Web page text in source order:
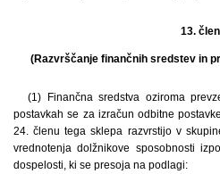
13. člen
(Razvrščanje finančnih sredstev in
(1) Finančna sredstva oziroma
postavkah se za izračun odbitne
24. členu tega sklepa razvrstijo v
vrednotenja dolžnikove sposobnosti
dospelosti, ki se presoja na podlagi: